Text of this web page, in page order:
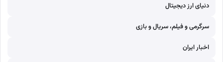
دنیای ارز دیجیتال
سرگرمی و فیلم، سریال و بازی
اخبار ایران